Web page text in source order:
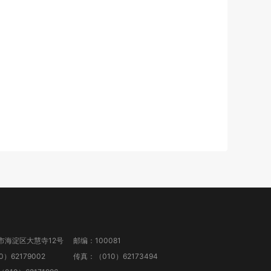
海淀区大慧寺12号
邮编：100081
）62179002
传真：（010）62173494